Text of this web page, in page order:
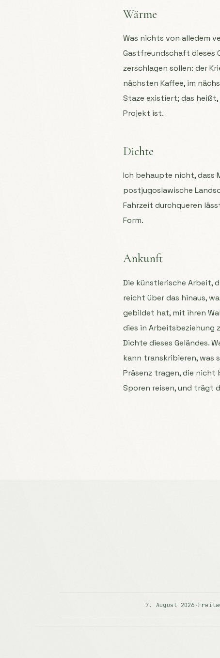
Wärme
Was nichts von alledem
Gastfreundschaft dieses
zerschlagen sollen: der
nächsten Kaffee, im
Staze existiert; das heißt,
Projekt ist.
Dichte
Ich behaupte nicht, dass
postjugoslawische
Fahrzeit durchqueren
Form.
Ankunft
Die künstlerische Arbeit,
reicht über das hinaus,
gebildet hat, mit ihren
dies in Arbeitsbeziehung
Dichte dieses Geländes.
kann transkribieren, was
Präsenz tragen, die nicht
Sporen reisen, und trägt
7. August 2026 ·